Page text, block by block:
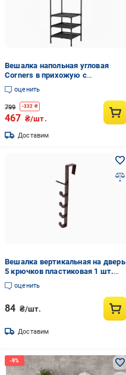
Вешалка напольная угловая
Corners в прихожую с
подставкой для обуви
180х45х45 см Черный (3241ОД)
оценить
799 -332 ₴
467 ₴/шт.
Доставим
Вешалка вертикальная на дверь
5 крючков пластиковая 1 шт.
Коричневый (3000004374)
оценить
84 ₴/шт.
Доставим